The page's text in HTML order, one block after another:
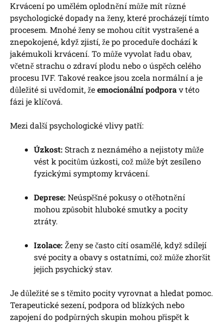
Krvácení po umělém oplodnění může mít různé
psychologické dopady na ženy, které procházejí tímto
procesem. Mnohé ženy se mohou cítit vystrašené a
znepokojené, když zjistí, že po proceduře dochází k
jakémukoli krvácení. To může vyvolat řadu obav,
včetně strachu o zdraví plodu nebo o úspěch celého
procesu IVF. Takové reakce jsou zcela normální a je
důležité si uvědomit, žeemocionální podporav této
fázi je klíčová.
Mezi další psychologické vlivy patří:
Úzkost: Strach z neznámého a nejistoty může
vést k pocitům úzkosti, což může být zesíleno
fyzickými symptomy krvácení.
Deprese: Neúspěšné pokusy o otěhotnění
mohou způsobit hluboké smutky a pocity
ztráty.
Izolace: Ženy se často cítí osamělé, když sdílejí
své pocity a obavy s ostatními, což může zhoršit
jejich psychický stav.
Je důležité se s těmito pocity vyrovnat a hledat pomoc.
Terapeutické sezení, podpora od blízkých nebo
zapojení do podpůrných skupin mohou přispět k